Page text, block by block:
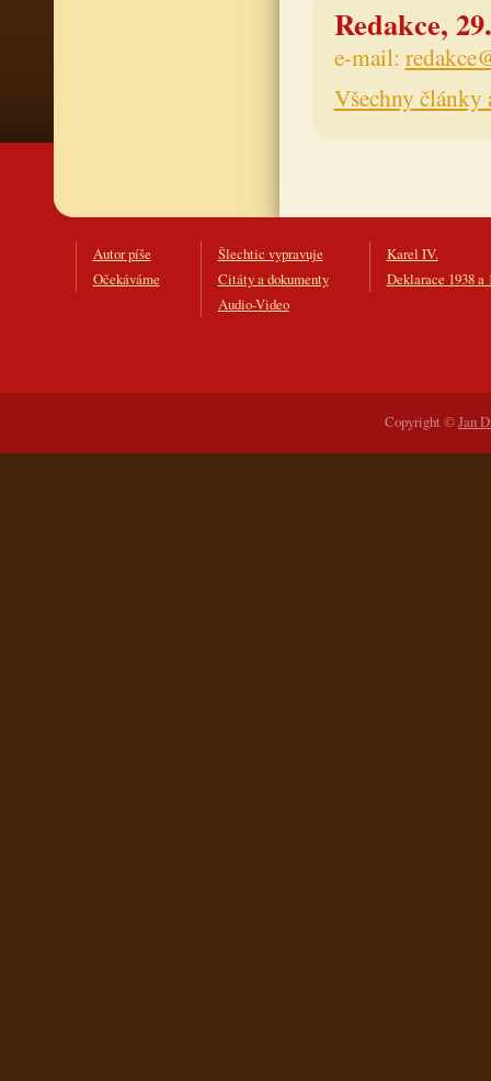
Redakce,
e-mail:
Všechny články
Autor píše
Očekáváme
Šlechtic vypravuje
Citáty a dokumenty
Audio-Video
Karel IV.
Deklarace 1938 a
Copyright ©Jan